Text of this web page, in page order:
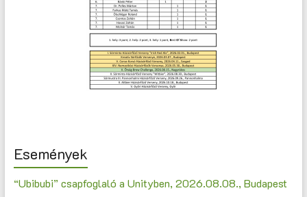
Események
“Ubibubi” csapfoglaló a Unityben, 2026.08.08., Budapest